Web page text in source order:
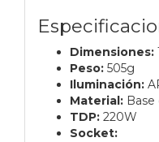
Dimensiones:
Peso: 505g
Iluminación:
Material:
TDP: 220W